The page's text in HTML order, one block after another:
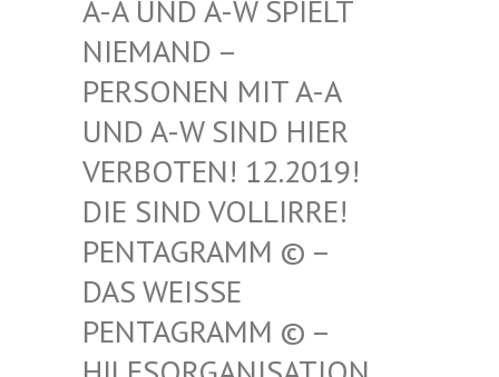
UND A-W SPIELT NIE
MAND – PER
SONEN MIT A-A UND
A-W SIND HIER VER
BOTEN! 12.2019! DIE
SIND VOLLIRRE! PEN
TAGRAMM © – DAS
WEISSE PENT
AGRAMM © – HILF